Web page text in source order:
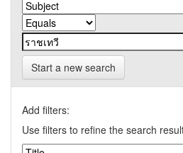
Start a new search
Add filters:
Use filters to refine the search